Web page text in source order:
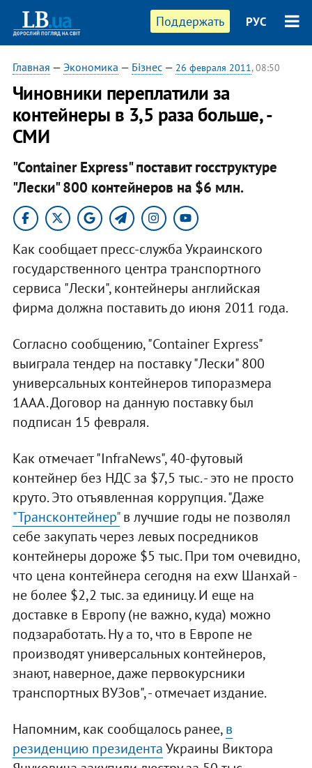
Поддержать РУС
Главная — Экономика — Бізнес— 26 февраля 2011, 08:50
Чиновники переплатили за
контейнеры в 3,5 раза больше, -
СМИ
"Container Express" поставит госструктуре
"Лески" 800 контейнеров на $6 млн.
Как сообщает пресс-служба Украинского
государственного центра транспортного
сервиса "Лески", контейнеры английская
фирма должна поставить до июня 2011 года.
Согласно сообщению, "Container Express"
выиграла тендер на поставку "Лески" 800
универсальных контейнеров типоразмера
1ААА. Договор на данную поставку был
подписан 15 февраля.
Как отмечает "InfraNews", 40-футовый
контейнер без НДС за $7,5 тыс. - это не просто
круто. Это отъявленная коррупция. "Даже
"Трансконтейнер"в лучшие годы не позволял
себе закупать через левых посредников
контейнеры дороже $5 тыс. При том очевидно,
что цена контейнера сегодня на exw Шанхай -
не более $2,2 тыс. за единицу. И еще на
доставке в Европу (не важно, куда) можно
подзаработать. Ну а то, что в Европе не
производят универсальных контейнеров,
знают, наверное, даже первокурсники
транспортных ВУЗов", - отмечает издание.
Напомним, как сообщалось ранее,в
резиденцию президентаУкраины Виктора